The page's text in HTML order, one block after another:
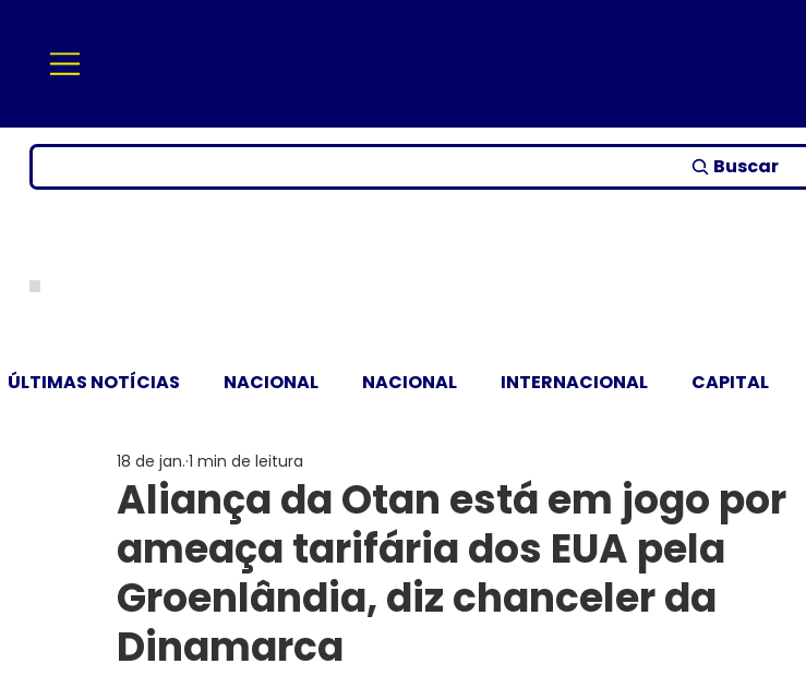
Buscar
ÚLTIMAS NOTÍCIAS NACIONAL NACIONAL INTERNACIONAL CAPITAL
Aliança da Otan está em jogo por
ameaça tarifária dos EUA pela
Groenlândia, diz chanceler da
Dinamarca
18 de jan. 1 min de leitura